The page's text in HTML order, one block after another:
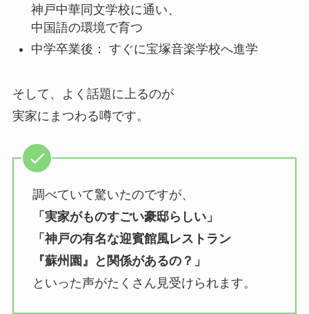
神戸中華同文学校に通い、
中国語の環境で育つ
中学卒業後： すぐに宝塚音楽学校へ進学
そして、よく話題に上るのが
実家にまつわる噂です。
調べていて驚いたのですが、
「実家がものすごい豪邸らしい」
「神戸の有名な迎賓館風レストラン
『蘇州園』と関係があるの？」
といった声がたくさん見受けられます。